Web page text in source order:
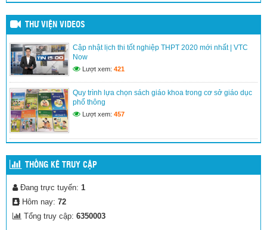
(19/03/2026)
Phát thanh măng non
(13/03/2026)
Liên đội xây dựng giờ ra chơi trải nghiệm với hình thức múa
hát sân trường và đọc truyện, đọc báo đội.
(15/01/2026)
(22/12/2025)
THƯ VIỆN VIDEOS
Cập nhật lịch thi tốt nghiệp THPT 2020 mới nhất | VTC
Now
Lượt xem: 421
Quy trình lựa chọn sách giáo khoa trong cơ sở giáo dục
phổ thông
Lượt xem: 457
THỐNG KÊ TRUY CẬP
Đang trực tuyến: 1
Hôm nay: 72
Tổng truy cập: 6350003